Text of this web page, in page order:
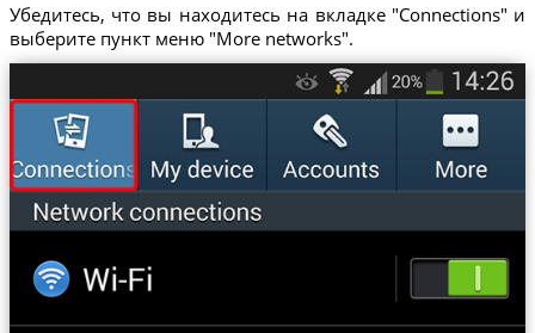
Убедитесь, что вы находитесь на вкладке "Connections" и
выберите пункт меню "More networks".